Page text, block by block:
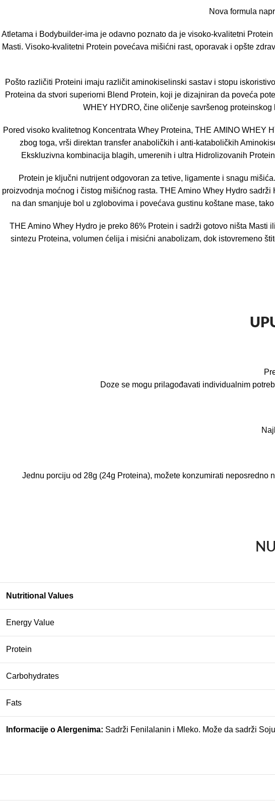
Nova formula
Atletama i Bodybuilder-ima je odavno poznato da je visoko-kvalitetni
Masti. Visoko-kvalitetni Protein povećava mišićni rast, oporavak i opšte
Pošto različiti Proteini imaju različit aminokiselinski sastav i stopu
Proteina da stvori superiorni Blend Protein, koji je dizajniran da poveća
WHEY HYDRO, čine oličenje savršenog
Pored visoko kvalitetnog Koncentrata Whey Proteina, THE AMINO WHEY
zbog toga, vrši direktan transfer anaboličkih i anti-kataboličkih
Ekskluzivna kombinacija blagih, umerenih i ultra Hidrolizovanih
Protein je ključni nutrijent odgovoran za tetive, ligamente i snagu
proizvodnja moćnog i čistog mišićnog rasta. THE Amino Whey Hydro
na dan smanjuje bol u zglobovima i povećava gustinu koštane mase,
THE Amino Whey Hydro je preko 86% Protein i sadrži gotovo ništa
sintezu Proteina, volumen ćelija i misićni anabolizam, dok istovremeno
Doze se mogu prilagođavati individualnim
Jednu porciju od 28g (24g Proteina), možete konzumirati
Nutritional Values
Energy Value
Protein
Carbohydrates
Fats
Informacije o Alergenima: Sadrži Fenilalanin i Mleko. Može da sadrži